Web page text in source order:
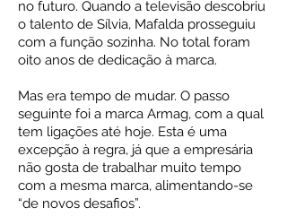
no futuro. Quando a televisão descobriu
o talento de Sílvia, Mafalda prosseguiu
com a função sozinha. No total foram
oito anos de dedicação à marca.
Mas era tempo de mudar. O passo
seguinte foi a marca Armag, com a qual
tem ligações até hoje. Esta é uma
excepção à regra, já que a empresária
não gosta de trabalhar muito tempo
com a mesma marca, alimentando-se
“de novos desafios”.